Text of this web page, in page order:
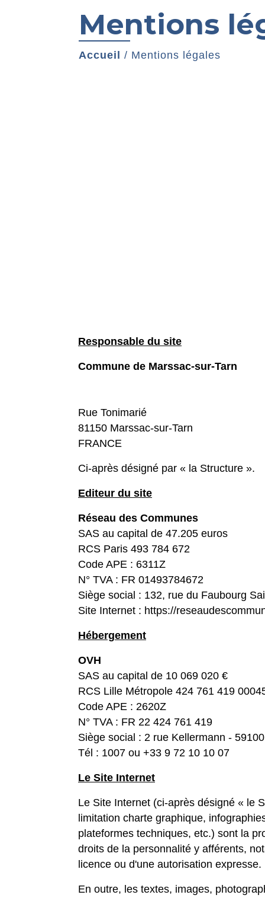
Mentions
Accueil / Mentions légales
Responsable du site
Commune de Marssac-sur-Tarn
Rue Tonimarié
81150 Marssac-sur-Tarn
FRANCE
Ci-après désigné par « la Structure ».
Editeur du site
Réseau des Communes
SAS au capital de 47.205 euros
RCS Paris 493 784 672
Code APE : 6311Z
N° TVA : FR 01493784672
Siège social : 132, rue du Faubourg
Site Internet : https://
Hébergement
OVH
SAS au capital de 10 069 020 €
RCS Lille Métropole 424 761 419
Code APE : 2620Z
N° TVA : FR 22 424 761 419
Siège social : 2 rue Kellermann -
Tél : 1007 ou +33 9 72 10 10 07
Le Site Internet
Le Site Internet (ci-après désigné « le
limitation charte graphique,
plateformes techniques, etc.) sont la
droits de la personnalité y afférents,
licence ou d'une autorisation expresse.
En outre, les textes, images,